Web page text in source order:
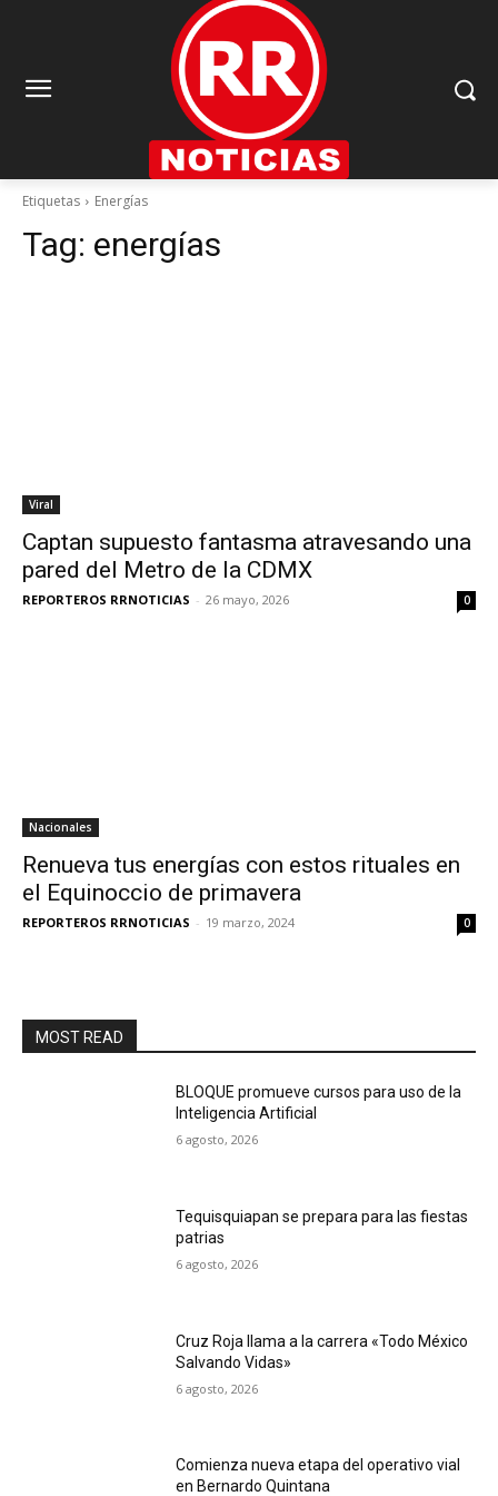
Etiquetas Energías
Tag: energías
Viral
Captan supuesto fantasma atravesando una
pared del Metro de la CDMX
REPORTEROS RRNOTICIAS - 26 mayo, 2026 0
Nacionales
Renueva tus energías con estos rituales en
el Equinoccio de primavera
REPORTEROS RRNOTICIAS - 19 marzo, 2024 0
MOST READ
BLOQUE promueve cursos para uso de la
Inteligencia Artificial
6 agosto, 2026
Tequisquiapan se prepara para las fiestas
patrias
6 agosto, 2026
Cruz Roja llama a la carrera «Todo México
Salvando Vidas»
6 agosto, 2026
Comienza nueva etapa del operativo vial
en Bernardo Quintana